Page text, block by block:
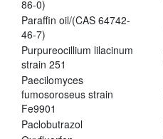
86-0)
Paraffin oil/(CAS 64742-
46-7)
Purpureocillium lilacinum
strain 251
Paecilomyces
fumosoroseus strain
Fe9901
Paclobutrazol